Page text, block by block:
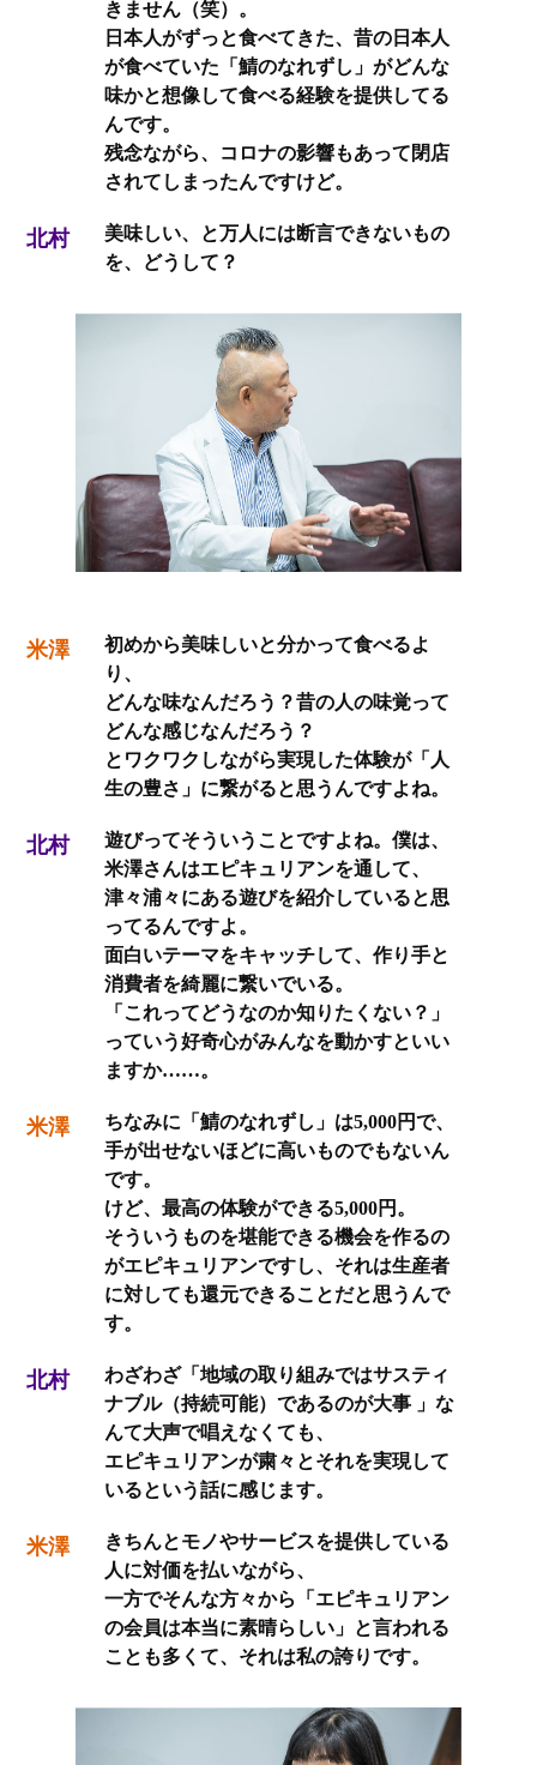
きません（笑）。
日本人がずっと食べてきた、昔の日本人
が食べていた「鯖のなれずし」がどんな
味かと想像して食べる経験を提供してる
んです。
残念ながら、コロナの影響もあって閉店
されてしまったんですけど。
北村
美味しい、と万人には断言できないもの
を、どうして？
米澤
初めから美味しいと分かって食べるよ
り、
どんな味なんだろう？昔の人の味覚って
どんな感じなんだろう？
とワクワクしながら実現した体験が「人
生の豊さ」に繋がると思うんですよね。
北村
遊びってそういうことですよね。僕は、
米澤さんはエピキュリアンを通して、
津々浦々にある遊びを紹介していると思
ってるんですよ。
面白いテーマをキャッチして、作り手と
消費者を綺麗に繋いでいる。
「これってどうなのか知りたくない？」
っていう好奇心がみんなを動かすといい
ますか……。
米澤
ちなみに「鯖のなれずし」は5,000円で、
手が出せないほどに高いものでもないん
です。
けど、最高の体験ができる5,000円。
そういうものを堪能できる機会を作るの
がエピキュリアンですし、それは生産者
に対しても還元できることだと思うんで
す。
北村
わざわざ「地域の取り組みではサスティ
ナブル（持続可能）であるのが大事 」な
んて大声で唱えなくても、
エピキュリアンが粛々とそれを実現して
いるという話に感じます。
米澤
きちんとモノやサービスを提供している
人に対価を払いながら、
一方でそんな方々から「エピキュリアン
の会員は本当に素晴らしい」と言われる
ことも多くて、それは私の誇りです。